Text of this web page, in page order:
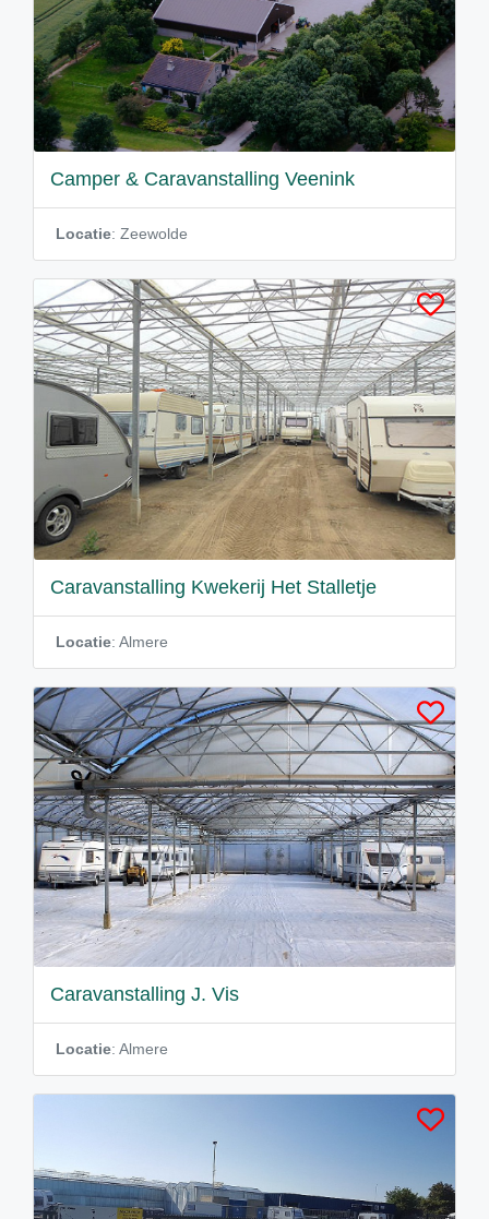
Camper & Caravanstalling Veenink
Locatie: Zeewolde
Caravanstalling Kwekerij Het Stalletje
Locatie: Almere
Caravanstalling J. Vis
Locatie: Almere